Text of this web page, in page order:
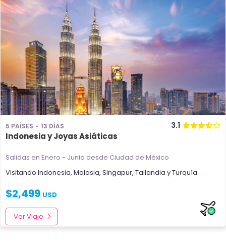
5 PAÍSES 13 DÍAS 3.1
Indonesia y Joyas Asiáticas
Salidas en Enero - Junio desde Ciudad de México
Visitando Indonesia, Malasia, Singapur, Tailandia yTurquía
$2,499 USD
Ver Viaje